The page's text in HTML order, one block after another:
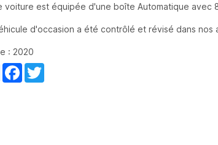
voiture est équipée d'une boîte Automatique avec
d'occasion a été contrôlé et révisé dans nos
: 2020
PartagerFacebook